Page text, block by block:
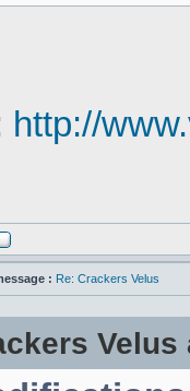
http://
: Re: Crackers Velus
Velus